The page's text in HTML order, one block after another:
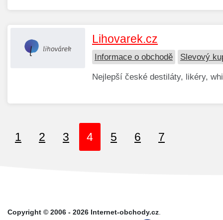
Lihovarek.cz
Informace o obchodě Slevový
Nejlepší české destiláty, likéry,
1 2 3 4 5 6 7
Copyright © 2006 - 2026 Internet-obchody.cz.